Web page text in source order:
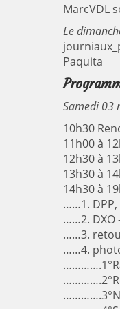
MarcVDL
Le
Paquita
Samedi 03
10h30
11h00 à
12h30 à
13h30 à
14h30 à
……1.
……2. DXO
……3.
……4.